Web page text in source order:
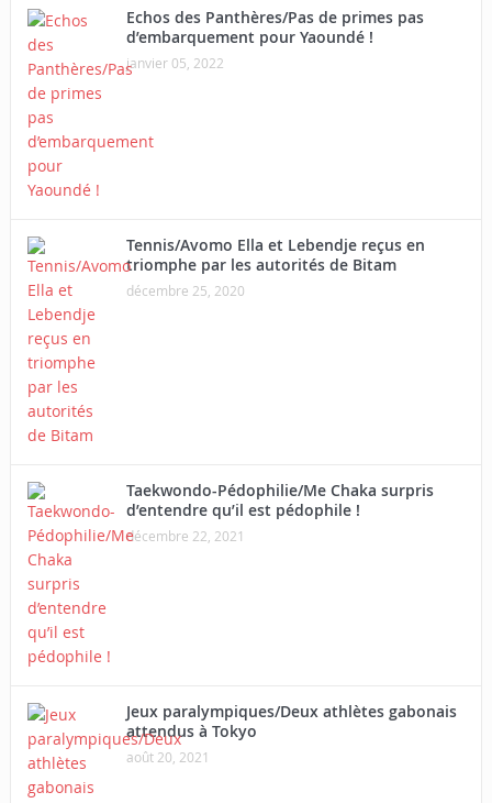
Echos des Panthères/Pas de primes pas
d’embarquement pour Yaoundé !
janvier 05, 2022
Tennis/Avomo Ella et Lebendje reçus en
triomphe par les autorités de Bitam
décembre 25, 2020
Taekwondo-Pédophilie/Me Chaka surpris
d’entendre qu’il est pédophile !
décembre 22, 2021
Jeux paralympiques/Deux athlètes gabonais
attendus à Tokyo
août 20, 2021